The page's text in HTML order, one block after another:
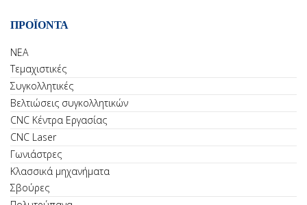
ΠΡΟΪΟΝΤΑ
ΝΕΑ
Τεμαχιστικές
Συγκολλητικές
Βελτιώσεις συγκολλητικών
CNC Κέντρα Εργασίας
CNC Laser
Γωνιάστρες
Κλασσικά μηχανήματα
Σβούρες